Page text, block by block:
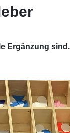
Ergänzung sind.